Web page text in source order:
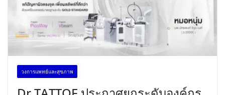
วงการแพทย์และสุขภาพ